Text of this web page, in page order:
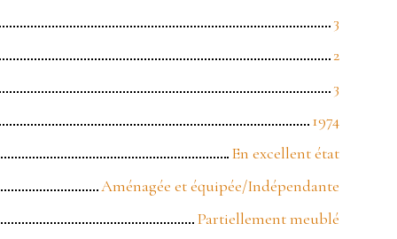
3
2
3
1974
En excellent état
Aménagée et équipée/Indépendante
Partiellement meublé